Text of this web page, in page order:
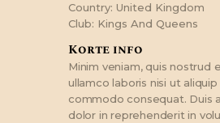
Country: United Kingdom
Club: Kings And Queens
Korte info
Minim veniam, quis nostrud
ullamco laboris nisi ut
commodo consequat. Duis
dolor in reprehenderit in